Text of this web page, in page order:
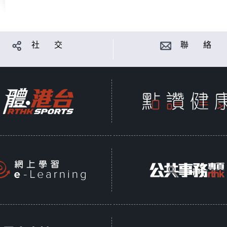
社 交 聯 絡